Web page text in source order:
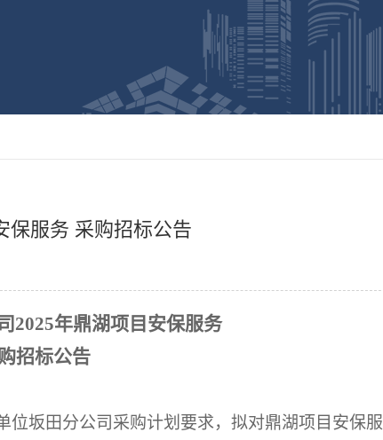
保服务 采购招标公告
2025年鼎湖项目安保服务
招标公告
位坂田分公司 采购计划要求，拟对鼎湖项目安保服